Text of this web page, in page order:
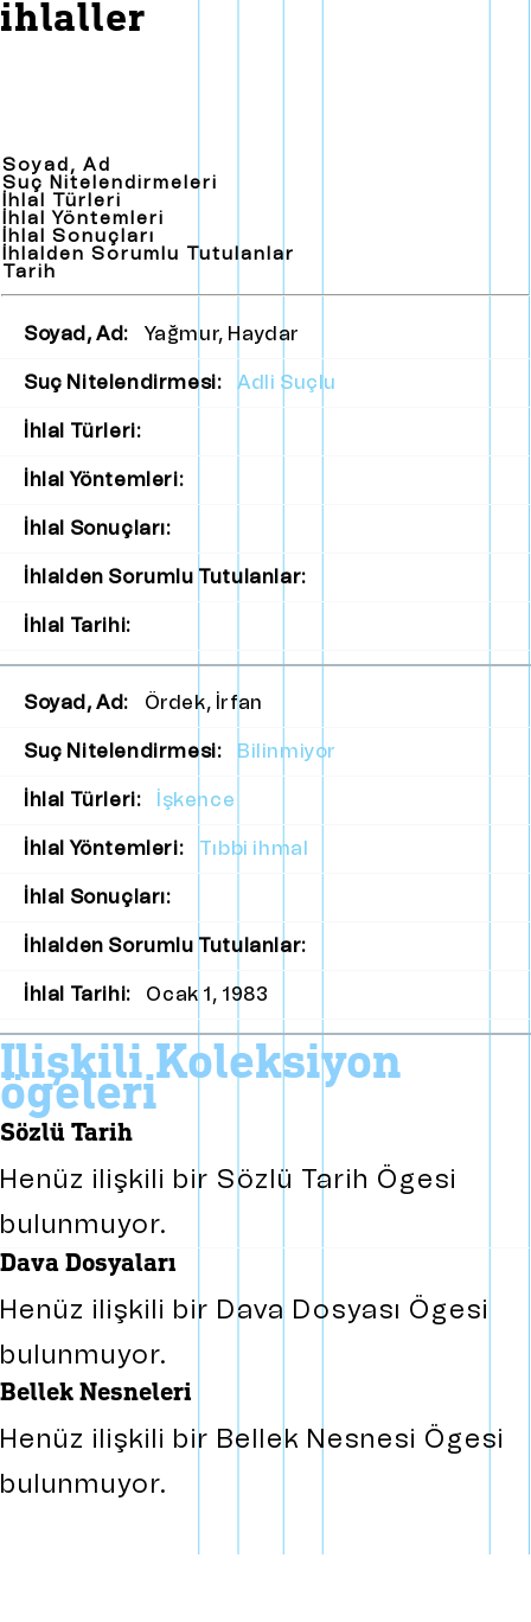
ihlaller
Soyad, Ad
Suç Nitelendirmeleri
İhlal Türleri
İhlal Yöntemleri
İhlal Sonuçları
İhlalden Sorumlu Tutulanlar
Tarih
Soyad, Ad: Yağmur, Haydar
Suç Nitelendirmesi: Adli Suçlu
İhlal Türleri:
İhlal Yöntemleri:
İhlal Sonuçları:
İhlalden Sorumlu Tutulanlar:
İhlal Tarihi:
Soyad, Ad: Ördek, İrfan
Suç Nitelendirmesi: Bilinmiyor
İhlal Türleri: İşkence
İhlal Yöntemleri: Tıbbi ihmal
İhlal Sonuçları:
İhlalden Sorumlu Tutulanlar:
İhlal Tarihi: Ocak 1, 1983
i̇lişkili koleksiyon
ögeleri
sözlü tarih
Henüz ilişkili bir Sözlü Tarih Ögesi
bulunmuyor.
dava dosyaları
Henüz ilişkili bir Dava Dosyası Ögesi
bulunmuyor.
bellek nesneleri
Henüz ilişkili bir Bellek Nesnesi Ögesi
bulunmuyor.